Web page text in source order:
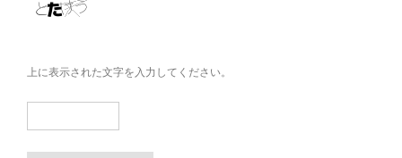
上に表示された文字を入力してください。